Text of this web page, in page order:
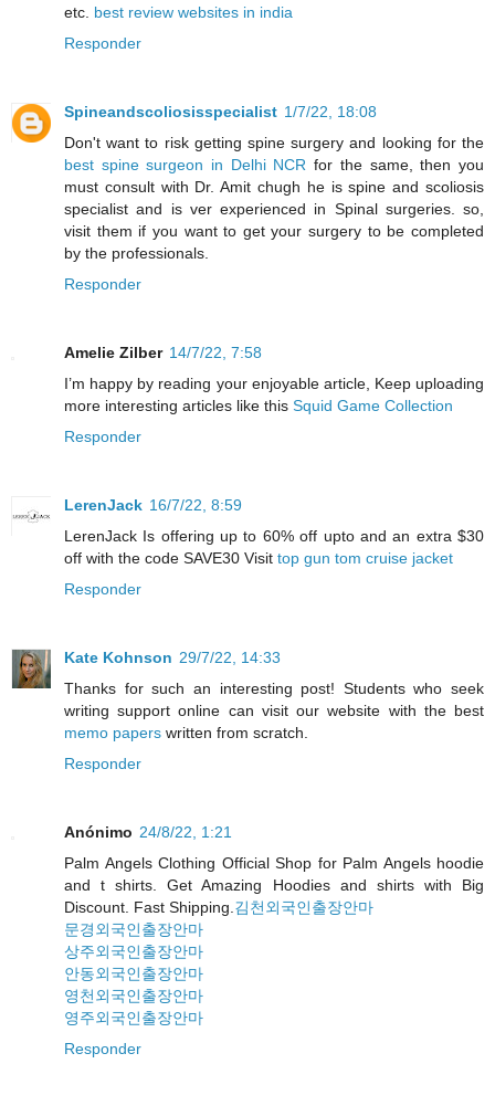
etc. best review websites in india
Responder
Spineandscoliosisspecialist 1/7/22, 18:08
Don't want to risk getting spine surgery and looking for the
best spine surgeon in Delhi NCR for the same, then you
must consult with Dr. Amit chugh he is spine and scoliosis
specialist and is ver experienced in Spinal surgeries. so,
visit them if you want to get your surgery to be completed
by the professionals.
Responder
Amelie Zilber 14/7/22, 7:58
I’m happy by reading your enjoyable article, Keep uploading
more interesting articles like this Squid Game Collection
Responder
LerenJack 16/7/22, 8:59
LerenJack Is offering up to 60% off upto and an extra $30
off with the code SAVE30 Visit top gun tom cruise jacket
Responder
Kate Kohnson 29/7/22, 14:33
Thanks for such an interesting post! Students who seek
writing support online can visit our website with the best
memo papers written from scratch.
Responder
Anónimo 24/8/22, 1:21
Palm Angels Clothing Official Shop for Palm Angels hoodie
and t shirts. Get Amazing Hoodies and shirts with Big
Discount. Fast Shipping. 김천외국인출장안마
문경외국인출장안마
상주외국인출장안마
안동외국인출장안마
영천외국인출장안마
영주외국인출장안마
Responder